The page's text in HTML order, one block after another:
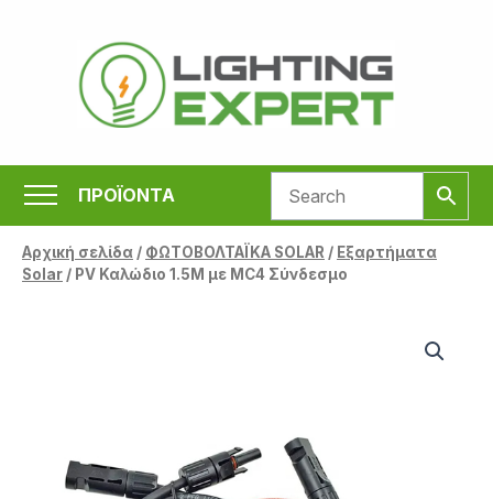
περιεχόμενο
ΠΡΟΪΟΝΤΑ
Αρχική σελίδα/ ΦΩΤΟΒΟΛΤΑΪΚΑ SOLAR / Εξαρτήματα
Solar/ PV Καλώδιο 1.5M με MC4 Σύνδεσμο